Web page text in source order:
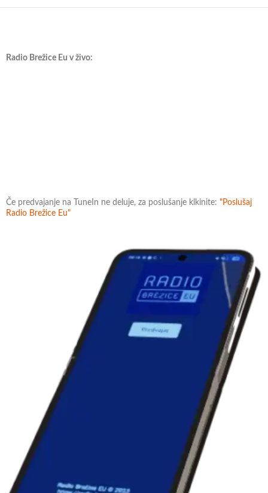
Radio Brežice Eu v živo:
Če predvajanje na TuneIn ne deluje, za poslušanje klkinite: "Poslušaj
Radio Brežice Eu"